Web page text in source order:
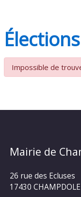
Élections
Impossible de
Mairie de
26 rue des Ecluses
17430